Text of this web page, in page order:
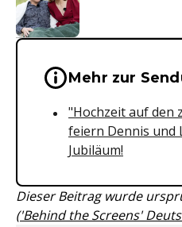
Wichtige
Mehr zur
"Hochzeit auf den
feiern Dennis und
Jubiläum!
Dieser Beitrag wurde
('Behind the Screens'